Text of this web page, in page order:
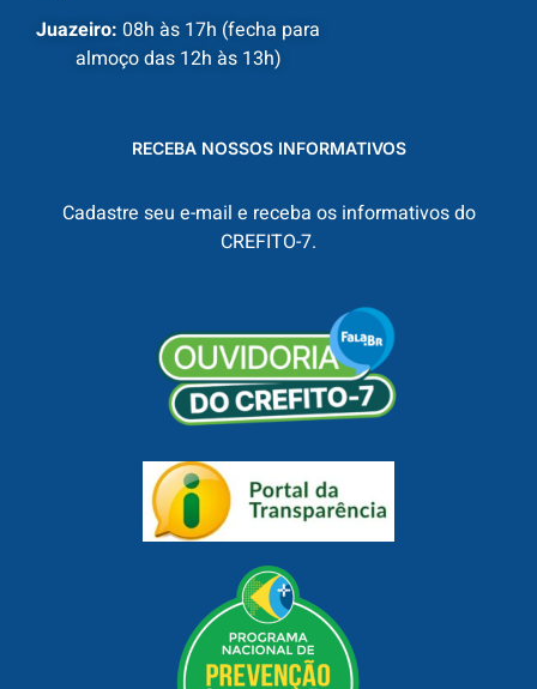
Juazeiro: 08h às 17h (fecha para
almoço das 12h às 13h)
RECEBA NOSSOS INFORMATIVOS
Cadastre seu e-mail e receba os informativos do
CREFITO-7.